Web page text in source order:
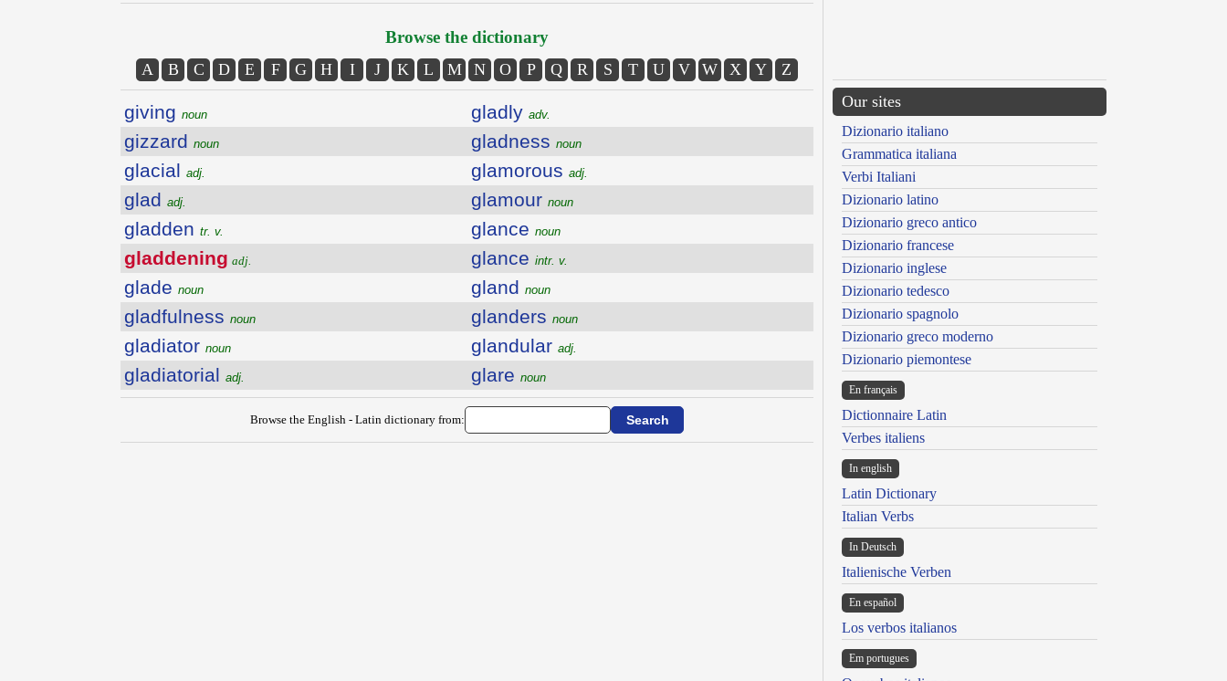
Browse the dictionary
A B C D E F G H I J K L M N O P Q R S T U V W X Y Z
giving noun
gizzard noun
glacial adj.
glad adj.
gladden tr. v.
gladdening adj.
glade noun
gladfulness noun
gladiator noun
gladiatorial adj.
gladly adv.
gladness noun
glamorous adj.
glamour noun
glance noun
glance intr. v.
gland noun
glanders noun
glandular adj.
glare noun
Browse the English - Latin dictionary from:
Our sites
Dizionario italiano
Grammatica italiana
Verbi Italiani
Dizionario latino
Dizionario greco antico
Dizionario francese
Dizionario inglese
Dizionario tedesco
Dizionario spagnolo
Dizionario greco moderno
Dizionario piemontese
En français
Dictionnaire Latin
Verbes italiens
In english
Latin Dictionary
Italian Verbs
In Deutsch
Italienische Verben
En español
Los verbos italianos
Em portugues